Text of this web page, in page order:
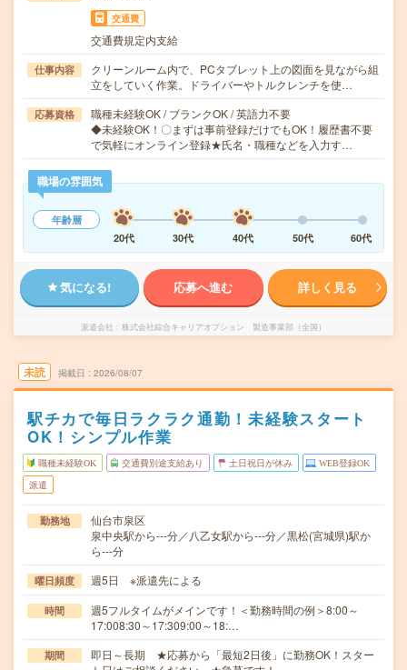
交通費
交通費規定内支給
仕事内容
クリーンルーム内で、PCタブレット上の図面を見ながら組
立をしていく作業。ドライバーやトルクレンチを使…
応募資格
職種未経験OK / ブランクOK / 英語力不要
◆未経験OK！〇まずは事前登録だけでもOK！履歴書不要
で気軽にオンライン登録★氏名・職種などを入力す…
職場の雰囲気
年齢層
20代
30代 40代 50代 60代
気になる! 応募へ進む 詳しく見る
派遣会社 株式会社綜合キャリアオプション 製造事業部（全国）
未読 掲載日 2026/08/07
駅チカで毎日ラクラク通勤！未経験スタート
OK！シンプル作業
職種未経験OK 交通費別途支給あり 土日祝日が休み WEB登録OK
派遣
勤務地
仙台市泉区
泉中央駅から---分／八乙女駅から---分／黒松(宮城県)駅か
ら---分
曜日頻度 週5日 ※派遣先による
時間
週5フルタイムがメインです！＜勤務時間の例＞8:00～
17:008:30～17:309:00～18:…
期間
即日～長期 ★応募から「最短2日後」に勤務OK！スター